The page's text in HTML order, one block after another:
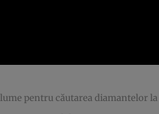
pentru căutarea diamantelor